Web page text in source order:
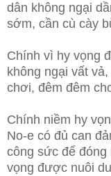
dân không ngại
sớm, cần cù cày
Chính vì hy vọng
không ngại vất
chơi, đêm đêm
Chính niềm hy
No-e có đủ can
công sức để
vọng được nuôi